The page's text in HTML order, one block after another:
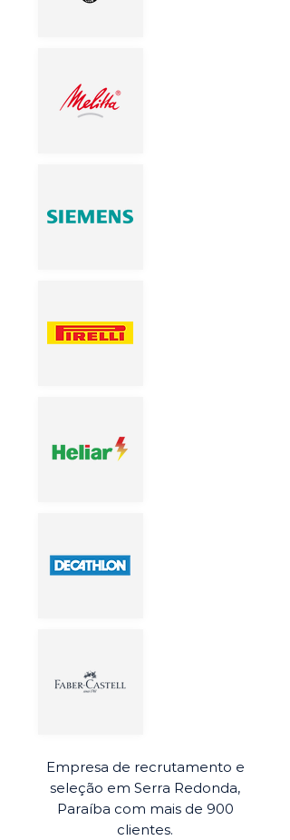
Empresa de recrutamento e
seleção em Serra Redonda,
Paraíba com mais de 900
clientes.